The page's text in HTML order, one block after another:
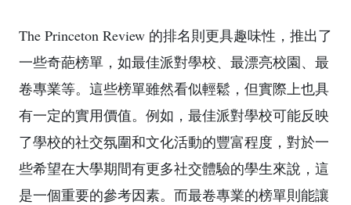
The Princeton Review 的排名則更具趣味性，推出了
一些奇葩榜單，如最佳派對學校、最漂亮校園、最
卷專業等。這些榜單雖然看似輕鬆，但實際上也具
有一定的實用價值。例如，最佳派對學校可能反映
了學校的社交氛圍和文化活動的豐富程度，對於一
些希望在大學期間有更多社交體驗的學生來說，這
是一個重要的參考因素。而最卷專業的榜單則能讓